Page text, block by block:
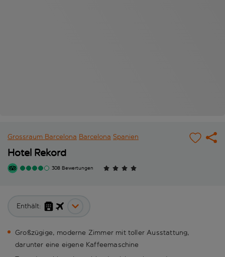
Grossraum Barcelona Barcelona Spanien
Hotel Rekord
308 Bewertungen
Enthält:
Großzügige, moderne Zimmer mit toller Ausstattung,
darunter eine eigene Kaffeemaschine